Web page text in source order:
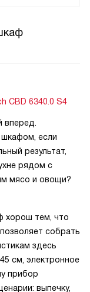
CBD 6340.0 S4
вперед.
шкафом, если
результат,
рядом с
мясо и овощи?
хорош тем, что
собрать
здесь
см, электронное
прибор
выпечку,